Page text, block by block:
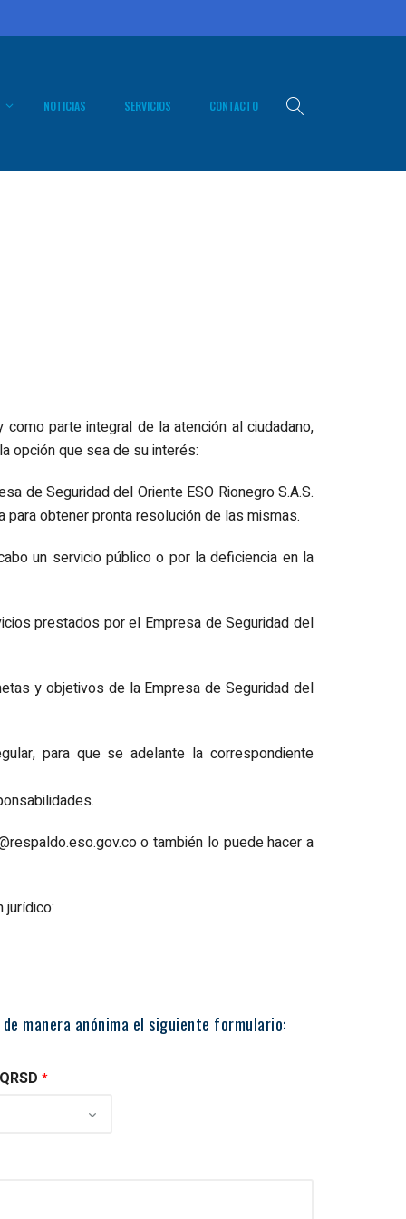
Jurídicas
de
de
e
de Cuentas
NOTICIAS SERVICIOS CONTACTO
parte integral de la atención al ciudadano,
opción que sea de su interés:
de Seguridad del Oriente ESO Rionegro S.A.S.
obtener pronta resolución de las mismas.
un servicio público o por la deficiencia en la
prestados por el Empresa de Seguridad del
y objetivos de la Empresa de Seguridad del
para que se adelante la correspondiente
o también lo puede hacer a
jurídico:
manera anónima el siguiente formulario:
*